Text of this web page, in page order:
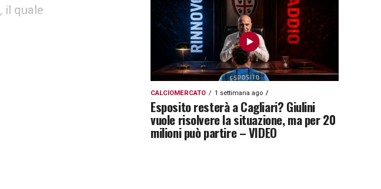
, il quale
CALCIOMERCATO 1 settimana ago
Esposito resterà a Cagliari? Giulini
vuole risolvere la situazione, ma per 20
milioni può partire – VIDEO